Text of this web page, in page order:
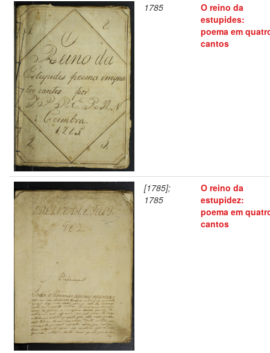
1785
O reino da
estupides:
poema em
cantos
[1785];
1785
O reino da
estupidez:
poema em
cantos